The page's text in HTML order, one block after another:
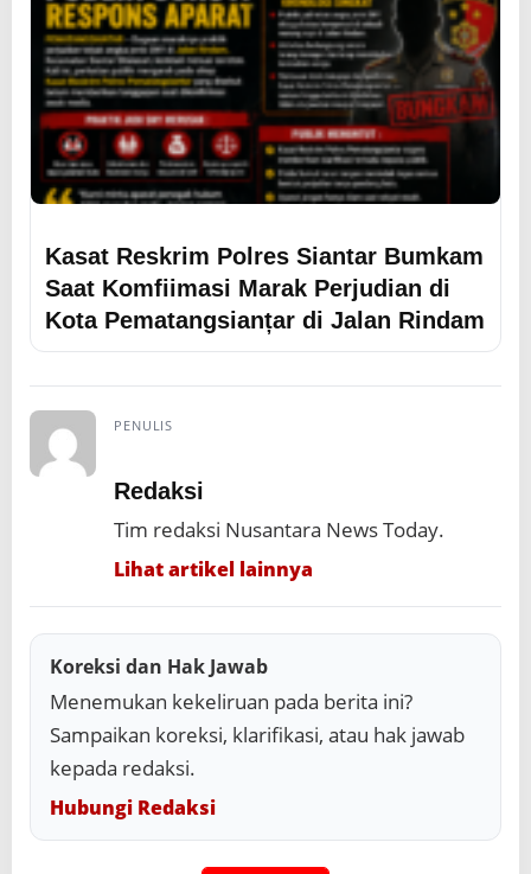
Kasat Reskrim Polres Siantar Bumkam
Saat Komfiimasi Marak Perjudian di
Kota Pematangsianțar di Jalan Rindam
PENULIS
Redaksi
Tim redaksi Nusantara News Today.
Lihat artikel lainnya
Koreksi dan Hak Jawab
Menemukan kekeliruan pada berita ini?
Sampaikan koreksi, klarifikasi, atau hak jawab
kepada redaksi.
Hubungi Redaksi